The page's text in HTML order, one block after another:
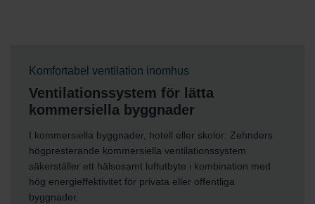
Komfortabel ventilation inomhus
Ventilationssystem för lätta
kommersiella byggnader
I kommersiella byggnader, hotell eller skolor: Zehnders
högpresterande kommersiella ventilationssystem
säkerställer ett hälsosamt luftutbyte i kombination med
hög energieffektivitet för privata eller offentliga
byggnader.